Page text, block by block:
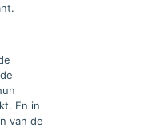
En in
van de